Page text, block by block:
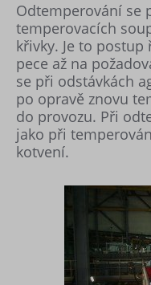
Odtemperování se
temperovacích
křivky. Je to
pece až na
se při odstávkách
po opravě znovu
do provozu. Při
jako při
kotvení.